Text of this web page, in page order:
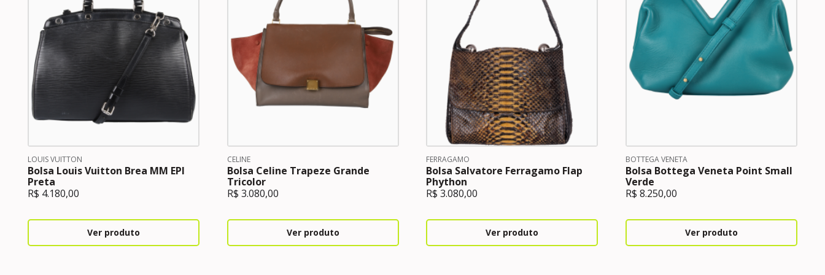
LOUIS VUITTON
Bolsa Louis Vuitton Brea MM EPI
Preta
R$ 4.180,00
Ver produto
CELINE
Bolsa Celine Trapeze Grande
Tricolor
R$ 3.080,00
Ver produto
FERRAGAMO
Bolsa Salvatore Ferragamo Flap
Phython
R$ 3.080,00
Ver produto
BOTTEGA VENETA
Bolsa Bottega Veneta Point Small
Verde
R$ 8.250,00
Ver produto